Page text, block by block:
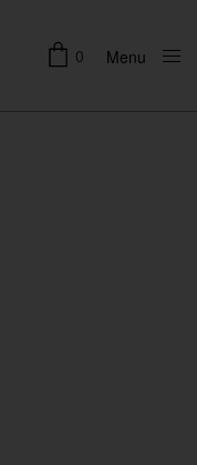
0 Menu